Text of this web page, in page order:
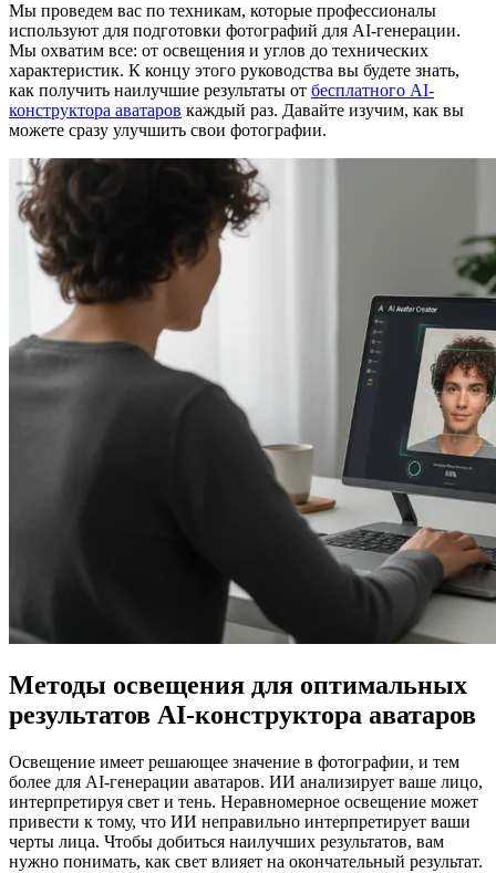
Мы проведем вас по техникам, которые профессионалы
используют для подготовки фотографий для AI-генерации.
Мы охватим все: от освещения и углов до технических
характеристик. К концу этого руководства вы будете знать,
как получить наилучшие результаты от бесплатного AI-
конструктора аватаров каждый раз. Давайте изучим, как вы
можете сразу улучшить свои фотографии.
Методы освещения для оптимальных
результатов AI-конструктора аватаров
Освещение имеет решающее значение в фотографии, и тем
более для AI-генерации аватаров. ИИ анализирует ваше лицо,
интерпретируя свет и тень. Неравномерное освещение может
привести к тому, что ИИ неправильно интерпретирует ваши
черты лица. Чтобы добиться наилучших результатов, вам
нужно понимать, как свет влияет на окончательный результат.